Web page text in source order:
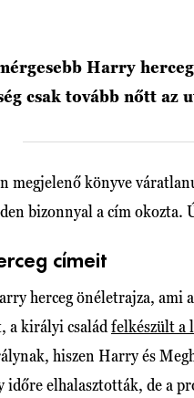
Harry
csak tovább nőtt az
megjelenő könyve
bizonnyal a cím
címeit
herceg önéletrajza, ami
a királyi család felkészült a
hiszen Harry és
elhalasztották, de a